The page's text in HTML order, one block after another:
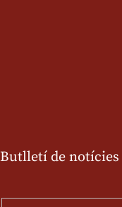
Butlletí de notícies